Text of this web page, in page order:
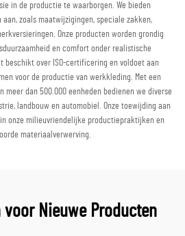
in de productie te waarborgen. We bieden
zoals maatwijzigingen, speciale zakken,
Onze producten worden grondig
en comfort onder realistische
beschikt over ISO-certificering en voldoet aan
voor de productie van werkkleding. Met een
dan 500.000 eenheden bedienen we diverse
landbouw en automobiel. Onze toewijding aan
onze milieuvriendelijke productiepraktijken en
materiaalverwerving.
voor Nieuwe Producten